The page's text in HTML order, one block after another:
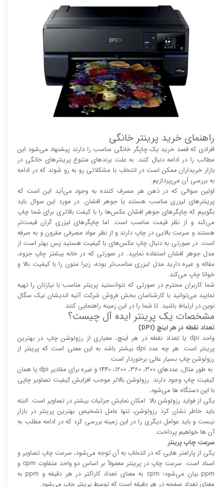
راهنمای خرید پرینتر خانگی
افرادی که قصد خرید یک چاپگر خانگی مناسب را دارند پیشنهاد می‌شود این
مطالب را در ادامه دنبال کنند. به علت برند‌های متنوع پرینتر‌های خانگی در
بازار خریداران ممکن است در انتخاب با مشکلاتی رو به رو شوند که در ادامه
به بررسی آن می‌پردازیم.
اولین سوالی که در ذهن هر مصرف کننده به وجود می‌آید این است که
پرینتر‌های لیزری مناسب هستند یا جوهر افشان. در مورد این سوال باید
بگوییم که چاپگر‌های جوهر افشان عکس‌ها را با کیفت بالا‌‌‌تری برای شما چاپ
می‌کند و از نظر قیمت مناسب است. اما چاپگر‌های لیزری گران قیمت‌تر
هستند و سرعت بالایی در چاپ دارند و از نظر مواد مصرفی مقرون و به صرفه
است. در صورتی به دنبال چاپ عکس‌های با کیفیت هستید پس بهتر است از
مدل جوهر افشان استفاده نمایید. در صورتی که در خانه بیشتر چاپ جزوه،
مقاله و غیره دارید مدل لیزری مناسب‌تر بوده، زیرا متون را با کیفیت بالا و
خوانا چاپ می‌کند.
شما کاربران محترم در صورتی که نتوانستید پرینتر مناسب با نیازتان را تهیه
نمایید می‌توانید با کارشناسان بخش فروش شرکت آتیه اندیشان نیک سگال
نوین در ارتباط باشید. تا شما را در این زمینه راهنمایی کنند.
مشخصات یک پرینتر ایده آل چیست؟
تعداد نقطه در هر اینچ (DPI)
واحد dpi یا تعداد نقطه در هر اینچ، معیاری از رزولوشن چاپ در بهترین
پرینتر است. هر چه عدد dpi بیشتر باشد به این معنی است که پرینتر از
رزولوشن چاپ بسیار عالی برخوردار است.
به طور مثال، عدد‌های 300، 360، 1200، 1440 و غیره برای مقادیر dpi یا همان
کیفیت چاپ وجود دارند. رزولوشن بالا‌‌تر موجب افزایش کیفیت تصاویر چاپی
با این دستگاه ها می‌شود.
یکی از فواید رزولوشن بالا امکان نمایش جزئیات بیشتر در تصاویر است. البته
باید خاطر نشان کرد رزولوشن، تنها عامل تشخیص بهترین پرینتر در بازار
نیست و باید عوامل دیگری را در این زمینه بررسی کرد که در ادامه مطلب به
آن ها خواهیم پرداخت.
سرعت چاپ پرینتر
یکی از پارامتر هایی که در انتخاب به آن توجه می‌شود، سرعت چاپ تصاویر و
اسناد است. سرعت چاپ در پرینتر معمولاً بر اساس دو واحد متفاوت cpm و
ppm بیان می‌شود؛ cpm به معنای تعداد کاراکتر در هر دقیقه و ppm به
معنای تعداد صفحه در هر دقیقه است که توسط پرینتر چاپ می‌شود.